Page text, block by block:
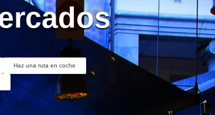
Haz una ruta en coche